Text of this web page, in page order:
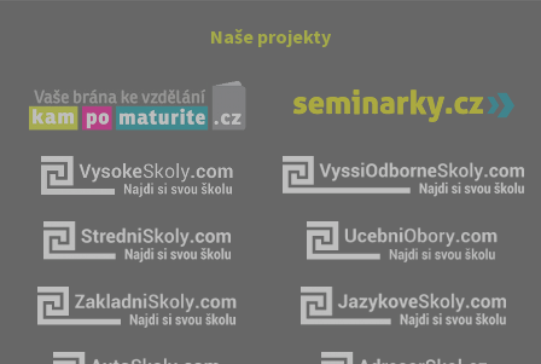
Naše projekty